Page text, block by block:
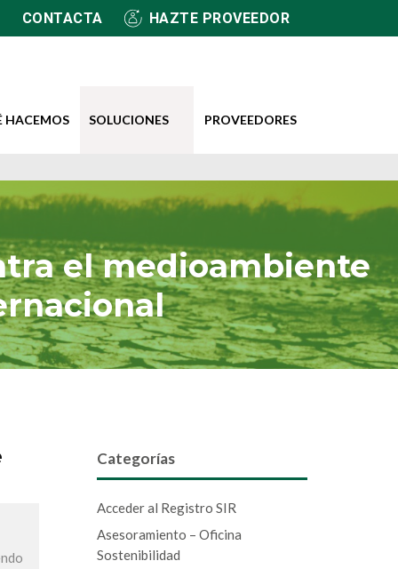
CONTACTA HAZTE PROVEEDOR
HACEMOS SOLUCIONES PROVEEDORES
el medioambiente
Categorías
Acceder al Registro SIR
Asesoramiento – Oficina
Sostenibilidad